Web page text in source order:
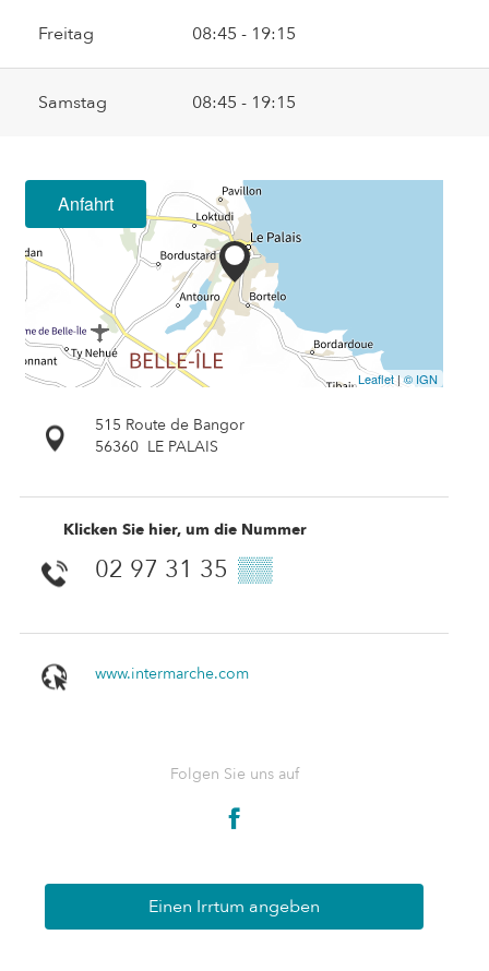
Freitag 08:45 - 19:15
Samstag 08:45 - 19:15
Anfahrt
Leaflet|© IGN
515 Route de Bangor
56360 LE PALAIS
Klicken Sie hier, um die Nummer
02 97 31 35 ▒▒
www.intermarche.com
Folgen Sie uns auf
Einen Irrtum angeben